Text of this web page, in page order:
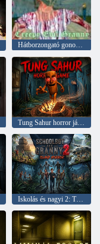
Hátborzongató gonosz nagyi
Tung Sahur horror játék
Iskolás és nagyi 2: Túlélés az erdőben